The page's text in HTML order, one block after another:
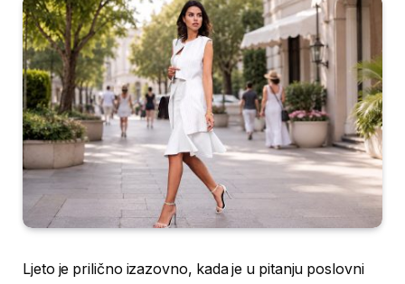
Ljeto je prilično izazovno, kada je u pitanju poslovni